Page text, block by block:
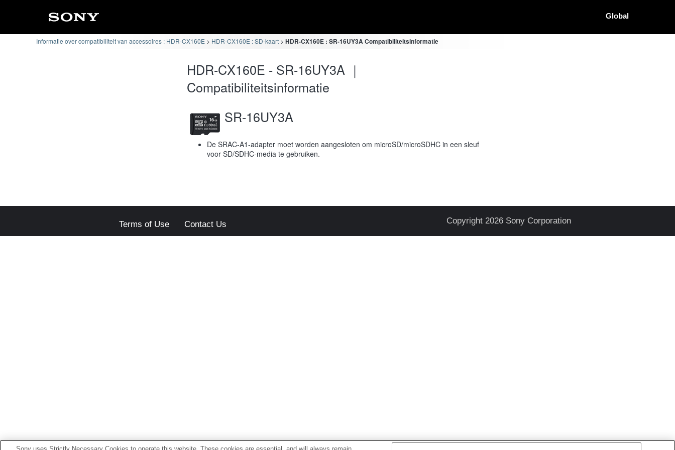
Global
Informatie over compatibiliteit van accessoires : HDR-CX160E HDR-CX160E : SD-kaart HDR-CX160E : SR-16UY3A Compatibiliteitsinformatie
HDR-CX160E - SR-16UY3A ｜
Compatibiliteitsinformatie
SR-16UY3A
De SRAC-A1-adapter moet worden aangesloten om microSD/microSDHC in een sleuf
voor SD/SDHC-media te gebruiken.
Terms of Use Contact Us Copyright 2026 Sony Corporation